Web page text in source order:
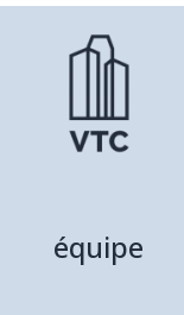
équipe